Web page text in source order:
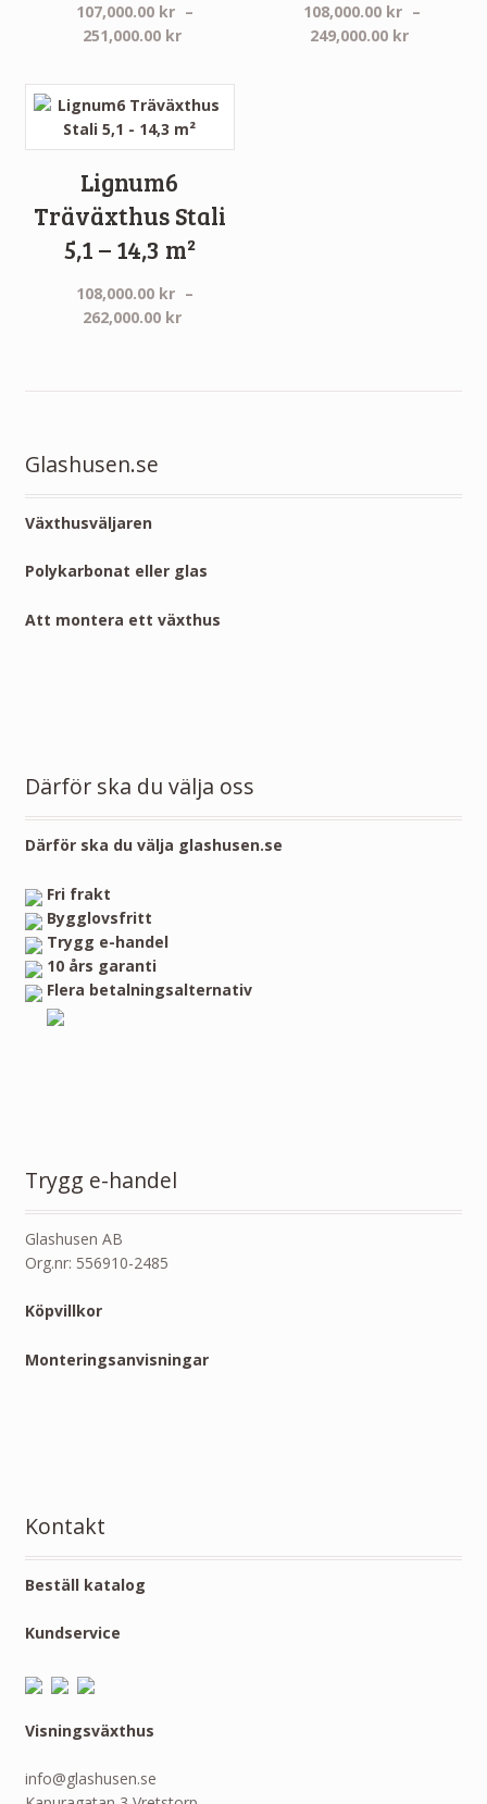
107,000.00 kr –
251,000.00 kr
till
251,000.00 kr
108,000.00 kr –
249,000.00 kr
Lignum6
Träväxthus Stali
5,1 – 14,3 m²
108,000.00 kr –
262,000.00 kr
262,000.00 kr
Glashusen.se
Växthusväljaren
Polykarbonat eller glas
Att montera ett växthus
Därför ska du välja oss
Därför ska du välja glashusen.se
Fri frakt
Bygglovsfritt
Trygg e-handel
10 års garanti
Flera betalningsalternativ
Trygg e-handel
Glashusen AB
Org.nr: 556910-2485
Köpvillkor
Monteringsanvisningar
Kontakt
Beställ katalog
Kundservice
Visningsväxthus
info@glashusen.se